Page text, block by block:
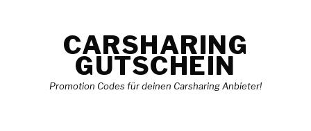
CARSHARING
GUTSCHEIN
Promotion Codes für deinen Carsharing Anbieter!